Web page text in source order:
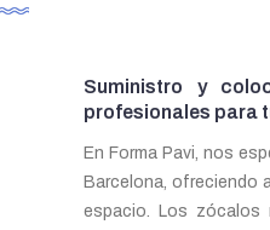
Suministro y
profesionales para
En Forma Pavi, nos
Barcelona, ofreciendo
espacio. Los zócalos